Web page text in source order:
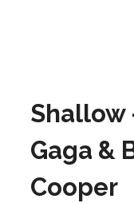
Shallow
Gaga &
Cooper